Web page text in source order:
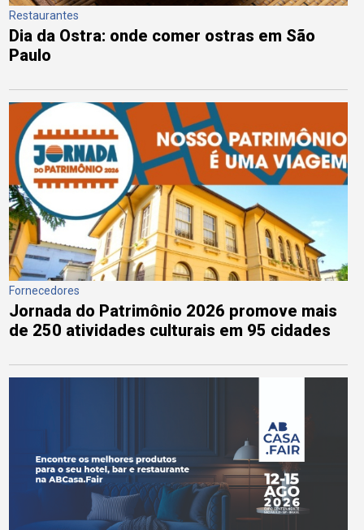
Restaurantes
Dia da Ostra: onde comer ostras em São
Paulo
Fornecedores
Jornada do Patrimônio 2026 promove mais
de 250 atividades culturais em 95 cidades